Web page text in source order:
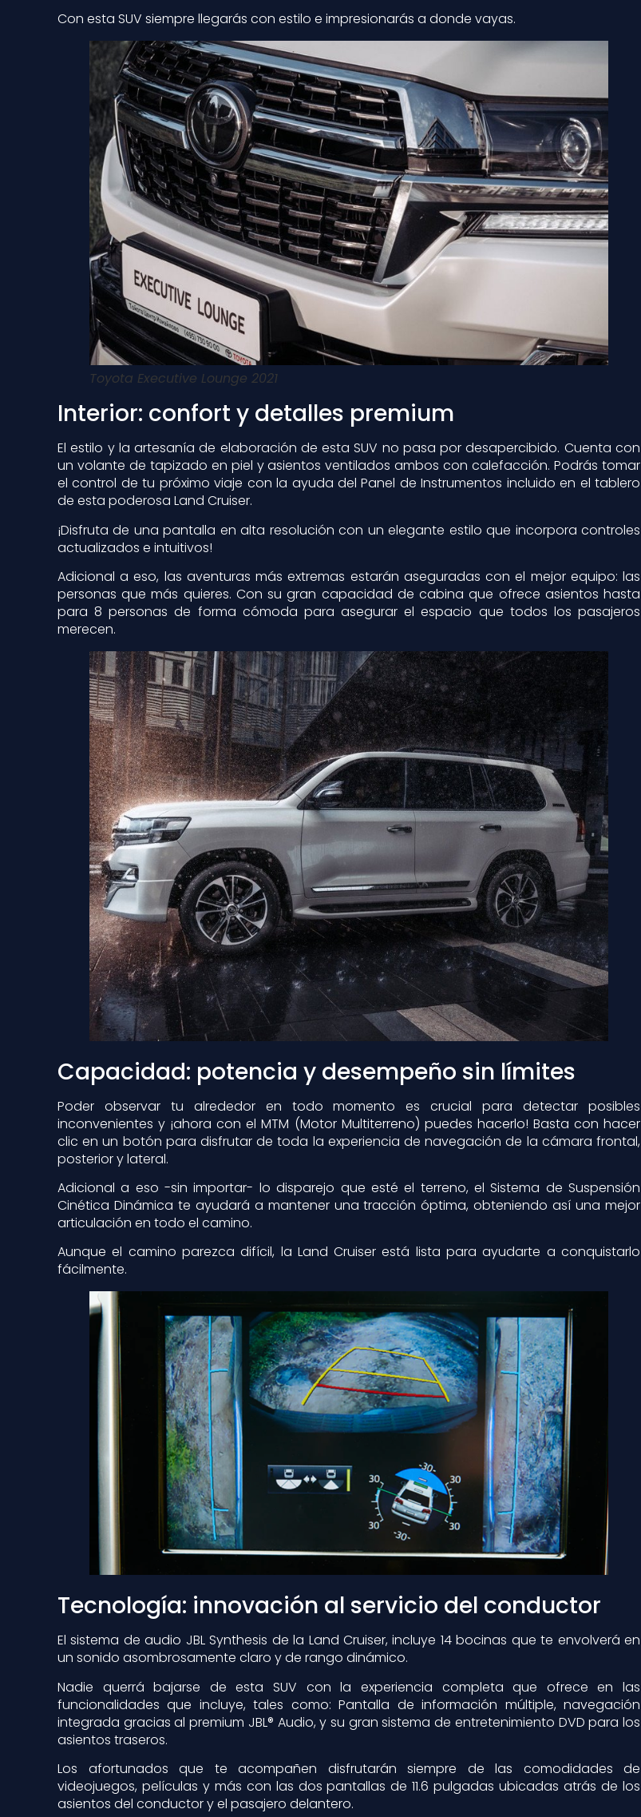
Con esta SUV siempre llegarás con estilo e impresionarás a donde vayas.
Toyota Executive Lounge 2021
Interior: confort y detalles premium
El estilo y la artesanía de elaboración de esta SUV no pasa por desapercibido. Cuenta con
un volante de tapizado en piel y asientos ventilados ambos con calefacción. Podrás tomar
el control de tu próximo viaje con la ayuda del Panel de Instrumentos incluido en el tablero
de esta poderosa Land Cruiser.
¡Disfruta de una pantalla en alta resolución con un elegante estilo que incorpora controles
actualizados e intuitivos!
Adicional a eso, las aventuras más extremas estarán aseguradas con el mejor equipo: las
personas que más quieres. Con su gran capacidad de cabina que ofrece asientos hasta
para 8 personas de forma cómoda para asegurar el espacio que todos los pasajeros
merecen.
Capacidad: potencia y desempeño sin límites
Poder observar tu alrededor en todo momento es crucial para detectar posibles
inconvenientes y ¡ahora con el MTM (Motor Multiterreno) puedes hacerlo! Basta con hacer
clic en un botón para disfrutar de toda la experiencia de navegación de la cámara frontal,
posterior y lateral.
Adicional a eso -sin importar- lo disparejo que esté el terreno, el Sistema de Suspensión
Cinética Dinámica te ayudará a mantener una tracción óptima, obteniendo así una mejor
articulación en todo el camino.
Aunque el camino parezca difícil, la Land Cruiser está lista para ayudarte a conquistarlo
fácilmente.
Tecnología: innovación al servicio del conductor
El sistema de audio JBL Synthesis de la Land Cruiser, incluye 14 bocinas que te envolverá en
un sonido asombrosamente claro y de rango dinámico.
Nadie querrá bajarse de esta SUV con la experiencia completa que ofrece en las
funcionalidades que incluye, tales como: Pantalla de información múltiple, navegación
integrada gracias al premium JBL® Audio, y su gran sistema de entretenimiento DVD para los
asientos traseros.
Los afortunados que te acompañen disfrutarán siempre de las comodidades de
videojuegos, películas y más con las dos pantallas de 11.6 pulgadas ubicadas atrás de los
asientos del conductor y el pasajero delantero.